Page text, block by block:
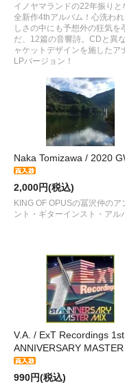
イノヤマランドの22年振りと
全新作4thアルバム！心洗わ
しさの中にも予想外の狂気を
だ、12篇の音響詩。CDと異
ャケットデザインを施したア
LPバージョン！
Naka Tomizawa / 2020
2,000円(税込)
KING OF OPUSの冨沢仲のア
ント・ギターインスト・アル
V.A. / ExT Recordings 1st
ANNIVERSARY
990円(税込)